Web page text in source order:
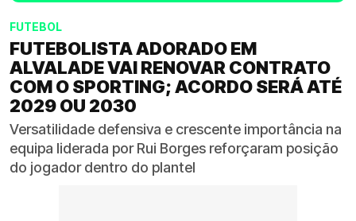
FUTEBOL
FUTEBOLISTA ADORADO EM
ALVALADE VAI RENOVAR CONTRATO
COM O SPORTING; ACORDO SERÁ ATÉ
2029 OU 2030
Versatilidade defensiva e crescente importância na
equipa liderada por Rui Borges reforçaram posição
do jogador dentro do plantel